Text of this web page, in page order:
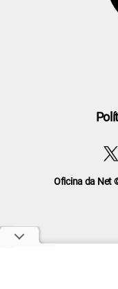
Oficina da Net